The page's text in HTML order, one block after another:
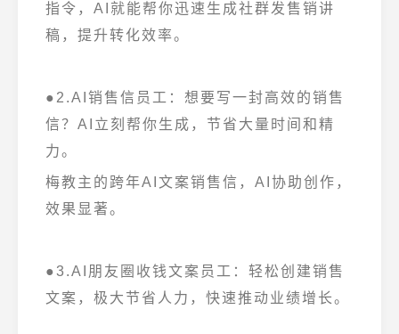
指令，AI就能帮你迅速生成社群发售销讲
稿，提升转化效率。
●2.AI销售信员工：想要写一封高效的销售
信？AI立刻帮你生成，节省大量时间和精
力。
梅教主的跨年AI文案销售信，AI协助创作，
效果显著。
●3.AI朋友圈收钱文案员工：轻松创建销售
文案，极大节省人力，快速推动业绩增长。